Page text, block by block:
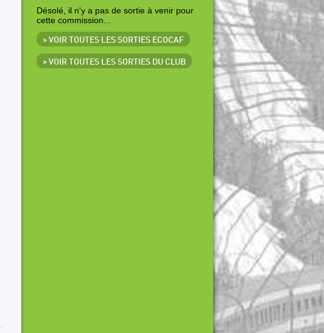
Désolé, il n'y a pas de sortie à venir pour
cette commission...
> VOIR TOUTES LES SORTIES ECOCAF
> VOIR TOUTES LES SORTIES DU CLUB